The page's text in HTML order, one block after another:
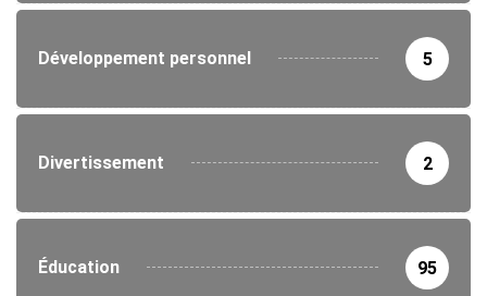
Développement personnel 5
Divertissement 2
Éducation 95